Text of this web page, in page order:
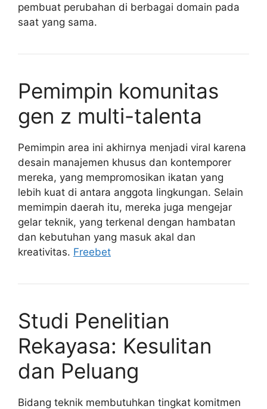
pembuat perubahan di berbagai domain pada
saat yang sama.
Pemimpin komunitas
gen z multi-talenta
Pemimpin area ini akhirnya menjadi viral karena
desain manajemen khusus dan kontemporer
mereka, yang mempromosikan ikatan yang
lebih kuat di antara anggota lingkungan. Selain
memimpin daerah itu, mereka juga mengejar
gelar teknik, yang terkenal dengan hambatan
dan kebutuhan yang masuk akal dan
kreativitas. Freebet
Studi Penelitian
Rekayasa: Kesulitan
dan Peluang
Bidang teknik membutuhkan tingkat komitmen